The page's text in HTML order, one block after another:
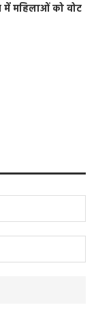
में महिलाओं को वोट